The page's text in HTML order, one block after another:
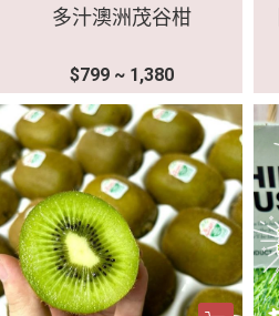
多汁澳洲茂谷柑
$799 ~ 1,380